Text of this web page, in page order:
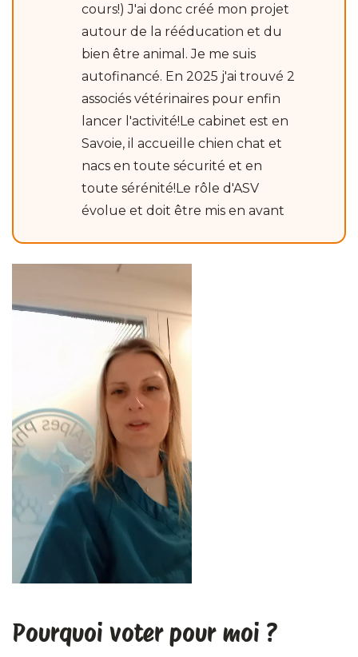
cours!) J'ai donc créé mon projet
autour de la rééducation et du
bien être animal. Je me suis
autofinancé. En 2025 j'ai trouvé 2
associés vétérinaires pour enfin
lancer l'activité!Le cabinet est en
Savoie, il accueille chien chat et
nacs en toute sécurité et en
toute sérénité!Le rôle d'ASV
évolue et doit être mis en avant
Pourquoi voter pour moi ?